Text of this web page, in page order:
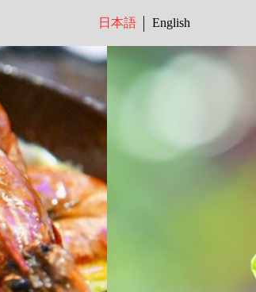
English
日本語